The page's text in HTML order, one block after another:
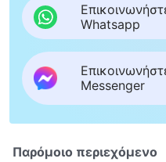
Whatsapp
Messenger
Παρόμοιο περιεχόμενο